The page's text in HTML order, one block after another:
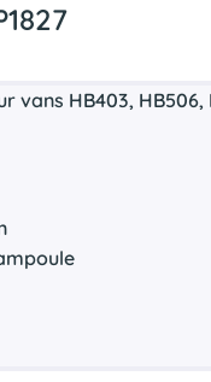
vans HB403,